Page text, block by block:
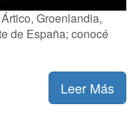
Groenlandia,
de España; conocé
Leer Más